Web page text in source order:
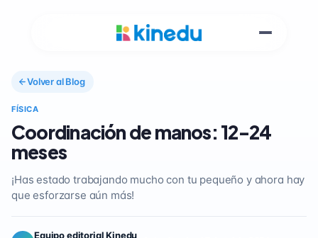
Volver al Blog
FÍSICA
Coordinación de manos: 12-24
meses
¡Has estado trabajando mucho con tu pequeño y ahora hay
que esforzarse aún más!
Equipo editorial Kinedu